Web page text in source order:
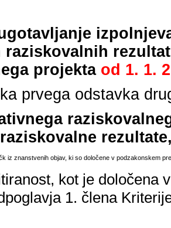
projekta od 1. 1.
prvega odstavka
iz znanstvenih objav, ki so določene v podzakonskem
kot je določena
1. člena